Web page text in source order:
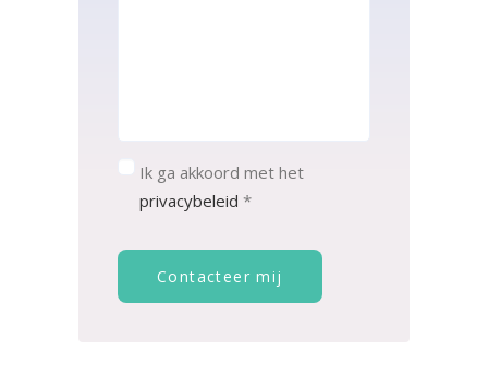
Consent *
Ik ga akkoord met het
privacybeleid *
Contacteer mij